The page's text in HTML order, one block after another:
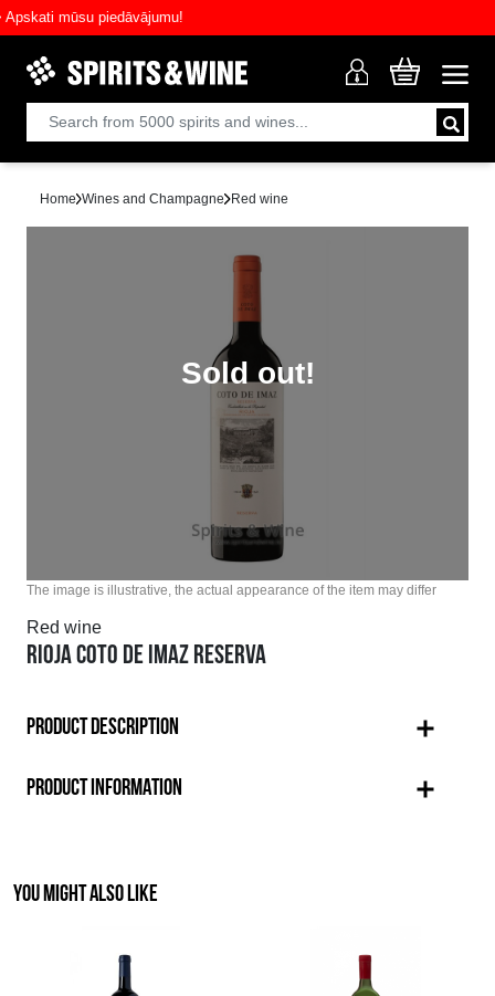
mūsu piedāvājumu!
Home Wines and Champagne Red wine
Sold out!
The image is illustrative, the actual appearance of the item may differ
Red wine
RIOJA COTO DE IMAZ RESERVA
PRODUCT DESCRIPTION
PRODUCT INFORMATION
YOU MIGHT ALSO LIKE